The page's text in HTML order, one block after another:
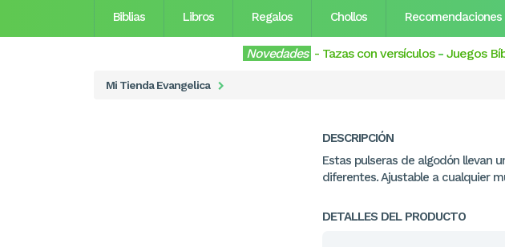
Biblias Libros Regalos Chollos Recomendaciones
Novedades - Tazas con versículos- Juegos
Mi Tienda Evangelica
DESCRIPCIÓN
Estas pulseras de algodón llevan
diferentes. Ajustable a cualquier
DETALLES DEL PRODUCTO